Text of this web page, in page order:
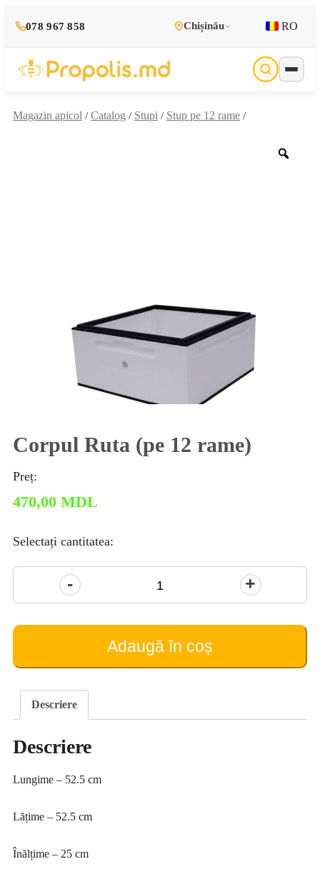
078 967 858 Chișinău RO
Magazin apicol / Catalog / Stupi / Stup pe 12 rame /
Corpul Ruta (pe 12 rame)
Preț:
470,00 MDL
Selectați cantitatea:
Cantitate
Corpul
Ruta
rame)
Adaugă în coș
Descriere
Descriere
Lungime – 52.5 cm
Lățime – 52.5 cm
Înălțime – 25 cm